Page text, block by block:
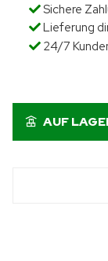
Sichere
Lieferung
24/7
AUF